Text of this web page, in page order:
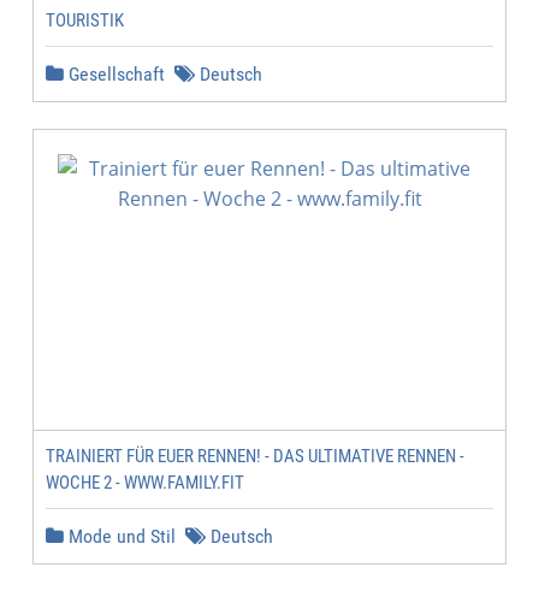
TOURISTIK
Gesellschaft Deutsch
TRAINIERT FÜR EUER RENNEN! - DAS ULTIMATIVE RENNEN -
WOCHE 2 - WWW.FAMILY.FIT
Mode und Stil Deutsch